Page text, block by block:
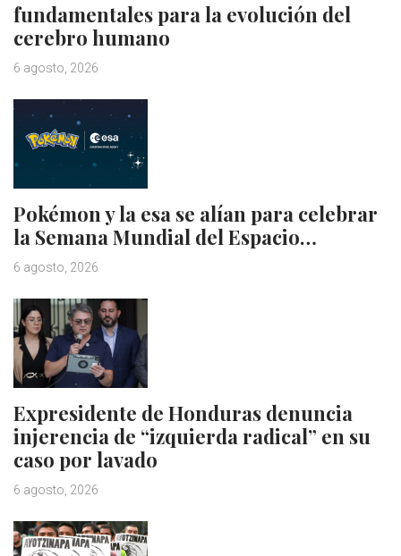
fundamentales para la evolución del
cerebro humano
6 agosto, 2026
Pokémon y la esa se alían para celebrar
la Semana Mundial del Espacio…
6 agosto, 2026
Expresidente de Honduras denuncia
injerencia de “izquierda radical” en su
caso por lavado
6 agosto, 2026